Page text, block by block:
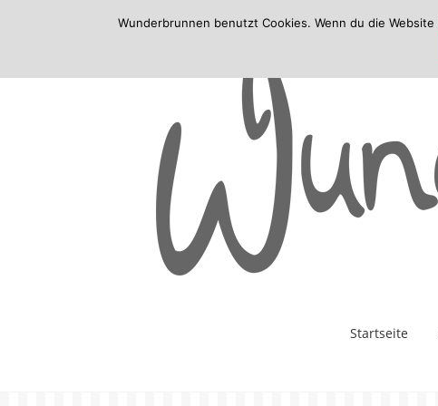
Startseite
Wunderbrunnen benutzt Cookies. Wenn du die